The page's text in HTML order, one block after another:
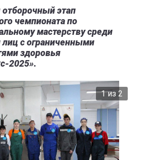
этап
чемпионата по
мастерству среди
лиц с ограниченными
здоровья
2025».
2 из 2